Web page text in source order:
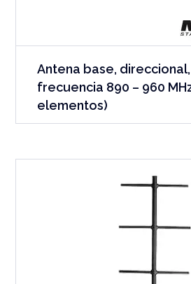
Antena base,
frecuencia 890 – 960
elementos)